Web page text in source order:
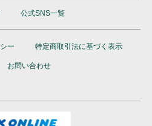
公式SNS一覧
ー 特定商取引法に基づく表示
お問い合わせ